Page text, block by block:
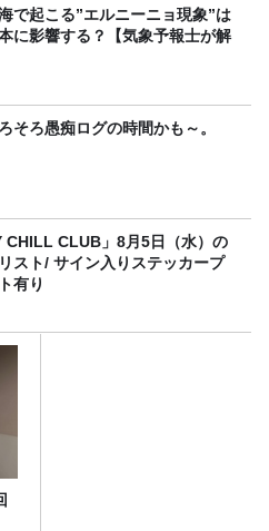
で起こる”エルニーニョ現象”は
に影響する？【気象予報士が解
そろ愚痴ログの時間かも～。
CHILL CLUB」8月5日（水）の
スト/ サイン入りステッカープ
有り